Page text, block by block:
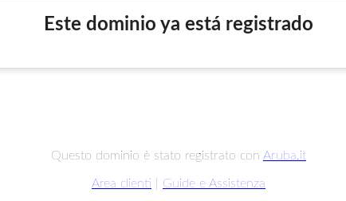
Este dominio ya está registrado
Questo dominio è stato registrato con Aruba.it
Area clienti Guide e Assistenza